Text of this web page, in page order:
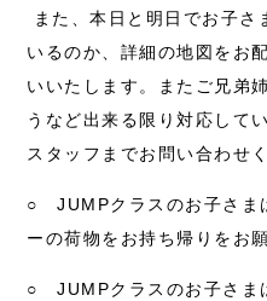
また、本日と明日でお子さ
いるのか、詳細の地図をお
いいたします。またご兄弟
うなど出来る限り対応して
スタッフまでお問い合わせ
○ JUMPクラスのお子さま
ーの荷物をお持ち帰りをお
○ JUMPクラスのお子さま